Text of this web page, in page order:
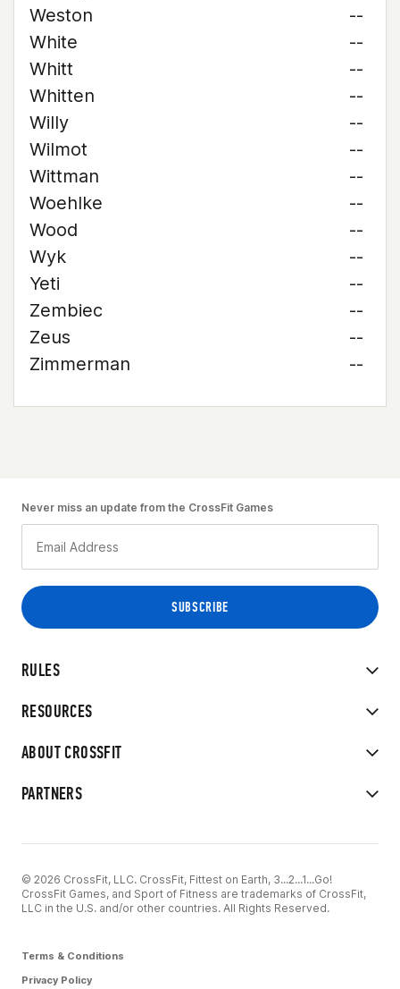
Weston
--
White
--
Whitt
--
Whitten
--
Willy
--
Wilmot
--
Wittman
--
Woehlke
--
Wood
--
Wyk
--
Yeti
--
Zembiec
--
Zeus
--
Zimmerman
--
RULES
RESOURCES
ABOUT CROSSFIT
PARTNERS
Never miss an update from the CrossFit Games
© 2026 CrossFit, LLC. CrossFit, Fittest on Earth, 3...2...1...Go!
CrossFit Games, and Sport of Fitness are trademarks of CrossFit,
LLC in the U.S. and/or other countries. All Rights Reserved.
Terms & Conditions
Privacy Policy